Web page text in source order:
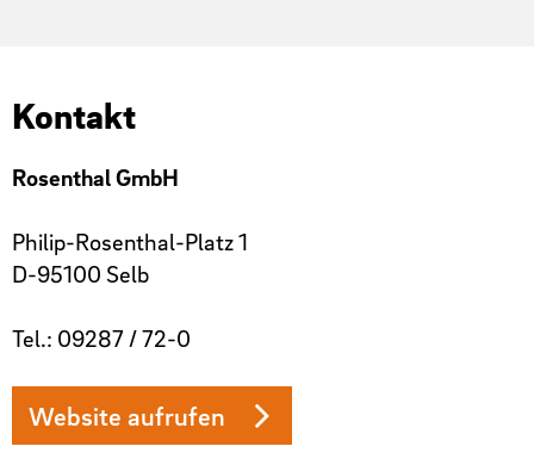
Kontakt
Rosenthal GmbH
Philip-Rosenthal-Platz 1
D-95100 Selb
Tel.: 09287 / 72-0
Website aufrufen